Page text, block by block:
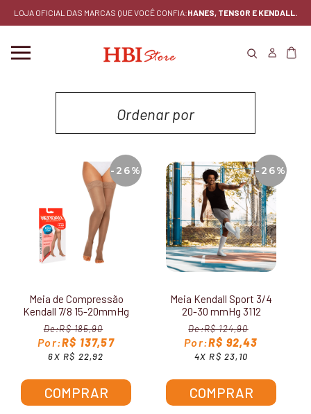
LOJA OFICIAL DAS MARCAS QUE VOCÊ CONFIA:HANES, TENSOR E KENDALL.
Ordenar por
MAIOR PREÇO
LANÇAMENTOS
MAIS VENDIDOS
-26%
Meia de Compressão
Kendall 7/8 15-20mmHg
Sem Ponteira 1712
R$ 185,90
R$ 137,57
6X R$ 22,92
COMPRAR
-26%
Meia Kendall Sport 3/4
20-30 mmHg 3112
R$ 124,90
R$ 92,43
4X R$ 23,10
COMPRAR